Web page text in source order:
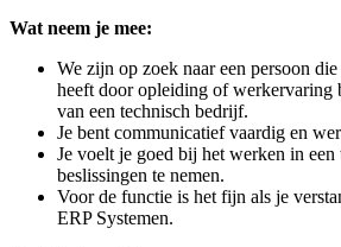
Wat neem je mee:
We zijn op zoek naar een persoon
heeft door opleiding of werkervaring
van een technisch bedrijf.
Je bent communicatief vaardig en
Je voelt je goed bij het werken in een
beslissingen te nemen.
Voor de functie is het fijn als je
ERP Systemen.